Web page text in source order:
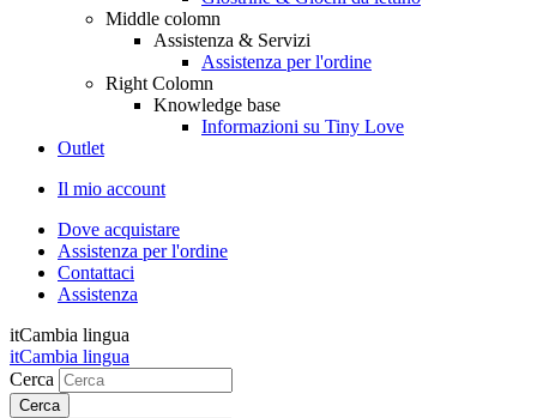
Middle colomn
Assistenza & Servizi
Assistenza per l'ordine
Right Colomn
Knowledge base
Informazioni su Tiny Love
Outlet
Il mio account
Dove acquistare
Assistenza per l'ordine
Contattaci
Assistenza
itCambia lingua
itCambia lingua
Cerca